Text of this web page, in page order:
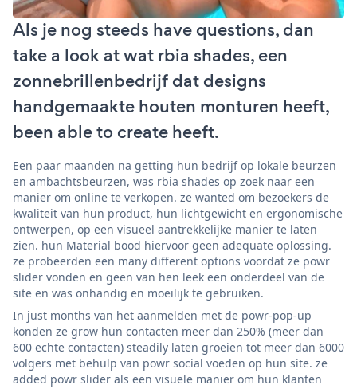
Als je nog steeds have questions, dan
take a look at wat rbia shades, een
zonnebrillenbedrijf dat designs
handgemaakte houten monturen heeft,
been able to create heeft.
Een paar maanden na getting hun bedrijf op lokale beurzen
en ambachtsbeurzen, was rbia shades op zoek naar een
manier om online te verkopen. ze wanted om bezoekers de
kwaliteit van hun product, hun lichtgewicht en ergonomische
ontwerpen, op een visueel aantrekkelijke manier te laten
zien. hun Material bood hiervoor geen adequate oplossing.
ze probeerden een many different options voordat ze powr
slider vonden en geen van hen leek een onderdeel van de
site en was onhandig en moeilijk te gebruiken.
In just months van het aanmelden met de powr-pop-up
konden ze grow hun contacten meer dan 250% (meer dan
600 echte contacten) steadily laten groeien tot meer dan 6000
volgers met behulp van powr social voeden op hun site. ze
added powr slider als een visuele manier om hun klanten